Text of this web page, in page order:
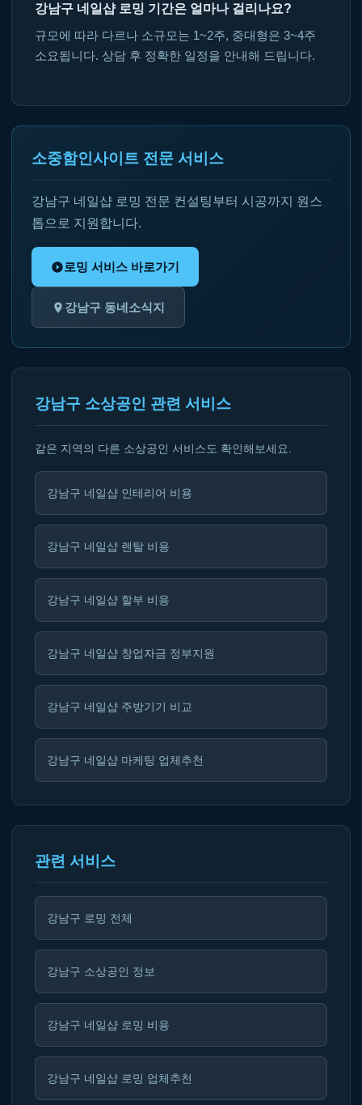
강남구 네일샵 로밍 기간은 얼마나 걸리나요?
규모에 따라 다르나 소규모는 1~2주, 중대형은 3~4주
소요됩니다. 상담 후 정확한 일정을 안내해 드립니다.
소중함인사이트 전문 서비스
강남구 네일샵 로밍 전문 컨설팅부터 시공까지 원스
톱으로 지원합니다.
로밍 서비스 바로가기
강남구 동네소식지
강남구 소상공인 관련 서비스
같은 지역의 다른 소상공인 서비스도 확인해보세요.
강남구 네일샵 인테리어 비용
강남구 네일샵 렌탈 비용
강남구 네일샵 할부 비용
강남구 네일샵 창업자금 정부지원
강남구 네일샵 주방기기 비교
강남구 네일샵 마케팅 업체추천
관련 서비스
강남구 로밍 전체
강남구 소상공인 정보
강남구 네일샵 로밍 비용
강남구 네일샵 로밍 업체추천